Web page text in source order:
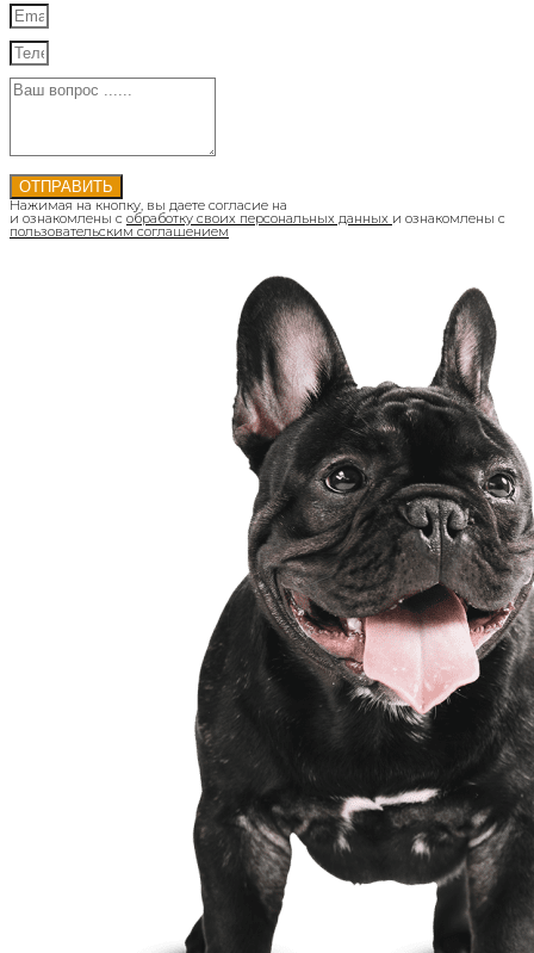
ОТПРАВИТЬ
Нажимая на кнопку, вы даете согласие на
и ознакомлены с обработку своих персональных данных и ознакомлены с
пользовательским соглашением